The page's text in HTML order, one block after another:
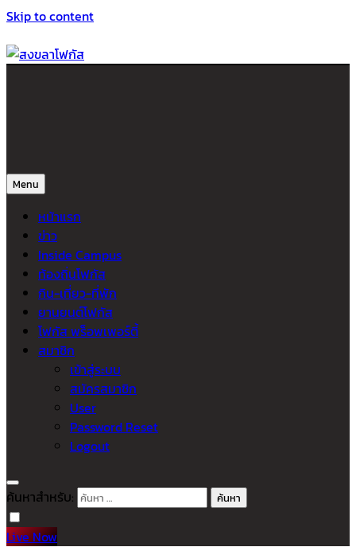
Skip to content
Menu
หน้าแรก
ข่าว
Inside Campus
ท้องถิ่นโฟกัส
กิน-เที่ยว-ที่พัก
ยานยนต์โฟกัส
โฟกัส พร็อพเพอร์ตี้
สมาชิก
เข้าสู่ระบบ
สมัครสมาชิก
User
Password Reset
Logout
ค้นหาสำหรับ:
Live Now